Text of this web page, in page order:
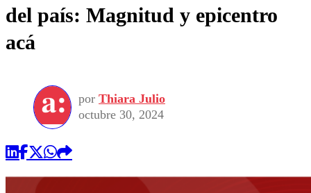
del país: Magnitud y epicentro
acá
por Thiara Julio
octubre 30, 2024